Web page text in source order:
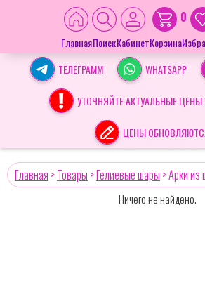
ГлавнаяПоискКабинет
0
Корзина
ТЕЛЕГРАММ
WHATSAPP
УТОЧНЯЙТЕ АКТУАЛЬНЫЕ ЦЕНЫ
ЦЕНЫ
Главная >Товары >Гелиевые шары >Арки из
Ничего не найдено.